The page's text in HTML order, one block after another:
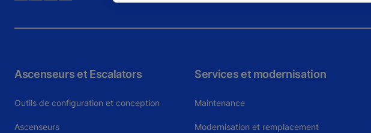
Ascenseurs et Escalators
Outils de configuration et conception
Ascenseurs
Services et modernisation
Maintenance
Modernisation et remplacement